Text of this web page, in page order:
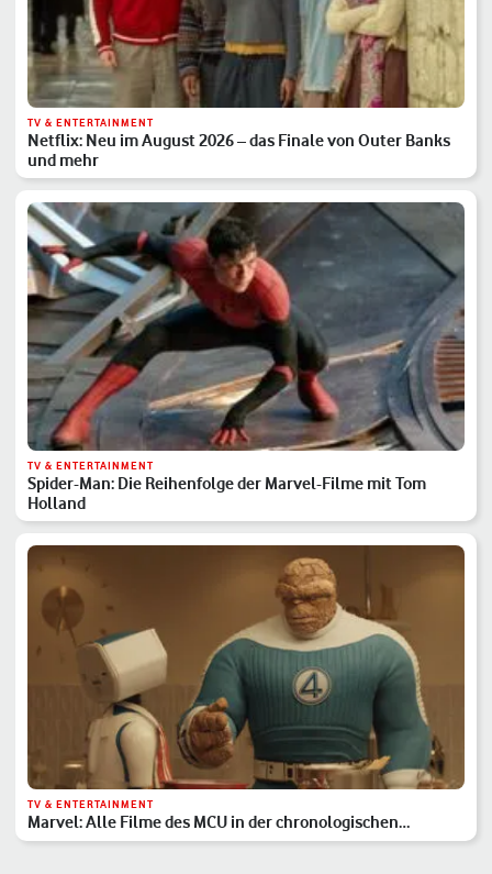
TV & ENTERTAINMENT
Netflix: Neu im August 2026 – das Finale von Outer Banks
und mehr
TV & ENTERTAINMENT
Spider-Man: Die Reihenfolge der Marvel-Filme mit Tom
Holland
TV & ENTERTAINMENT
Marvel: Alle Filme des MCU in der chronologischen
Reihenfolge